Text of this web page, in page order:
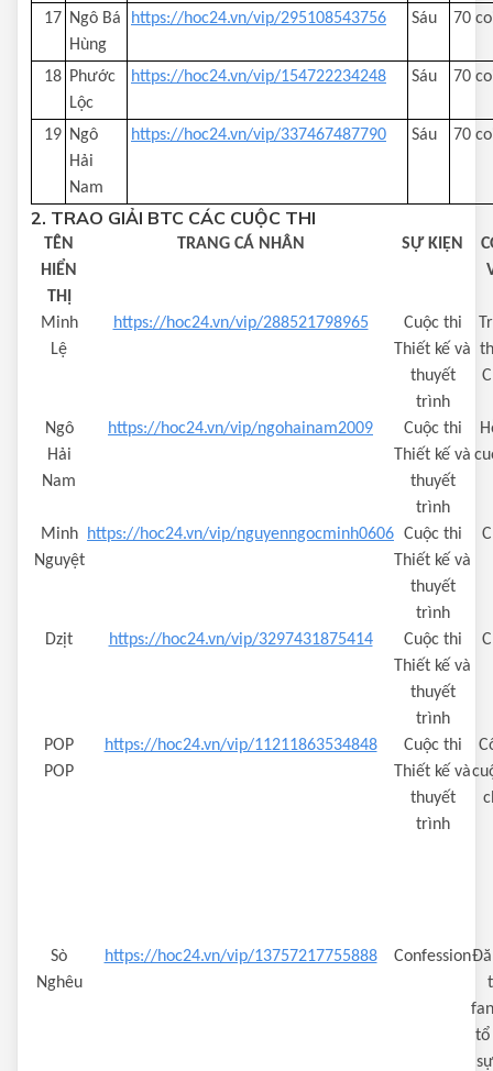
17 Ngô Bá
Hùng
https://hoc24.vn/vip/295108543756 Sáu 70
18 Phước
Lộc
https://hoc24.vn/vip/154722234248 Sáu 70
19 Ngô
Hải
Nam
https://hoc24.vn/vip/337467487790 Sáu 70
2. TRAO GIẢI BTC CÁC CUỘC THI
TÊN
HIỂN
THỊ
TRANG CÁ NHÂN SỰ KIỆN
Minh
Lệ
https://hoc24.vn/vip/288521798965
Cuộc thi
Thiết kế và
thuyết
trình
Ngô
Hải
Nam
https://hoc24.vn/vip/ngohainam2009
Cuộc thi
Thiết kế và
thuyết
trình
Minh
Nguyệt
https://hoc24.vn/vip/nguyenngocminh0606 Cuộc thi
Thiết kế và
thuyết
trình
Dzịt https://hoc24.vn/vip/3297431875414
Cuộc thi
Thiết kế và
thuyết
trình
POP
POP
https://hoc24.vn/vip/11211863534848
Cuộc thi
Thiết kế và
thuyết
trình
Sò
Nghêu
https://hoc24.vn/vip/13757217755888 Confession
tổ